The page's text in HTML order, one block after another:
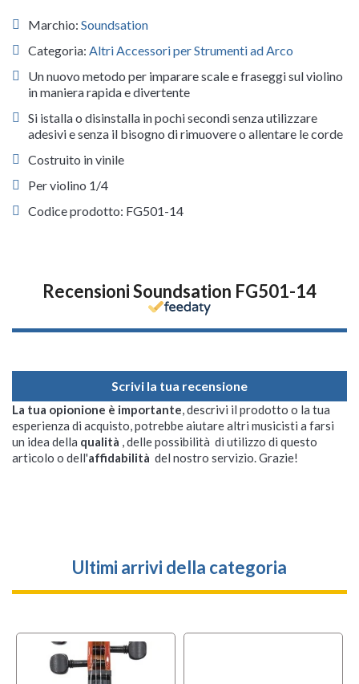
Marchio: Soundsation
Categoria: Altri Accessori per Strumenti ad Arco
Un nuovo metodo per imparare scale e fraseggi sul violino
in maniera rapida e divertente
Si istalla o disinstalla in pochi secondi senza utilizzare
adesivi e senza il bisogno di rimuovere o allentare le corde
Costruito in vinile
Per violino 1/4
Codice prodotto: FG501-14
Recensioni Soundsation FG501-14
Scrivi la tua recensione
La tua opionione è importante, descrivi il prodotto o la tua
esperienza di acquisto, potrebbe aiutare altri musicisti a farsi
un idea della qualità , delle possibilità di utilizzo di questo
articolo o dell'affidabilità del nostro servizio. Grazie!
Ultimi arrivi della categoria